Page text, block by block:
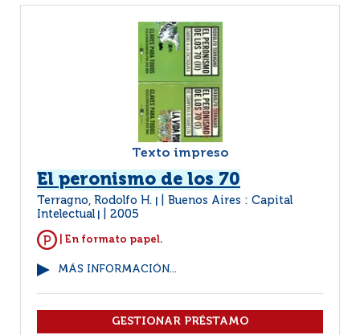
Texto impreso
El peronismo de los 70
Terragno, Rodolfo H.
Buenos Aires : Capital
Intelectual
2005
| En formato papel.
MÁS INFORMACIÓN...